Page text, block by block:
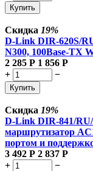
Купить
Скидка 19%
D-Link DIR-620S/
N300, 100Base-TX
2 285 Р 1 856 Р
+
−
Купить
Скидка 19%
D-Link DIR-841/
маршрутизатор
портом и
3 492 Р 2 837 Р
+
−